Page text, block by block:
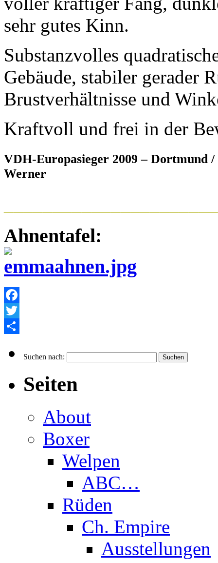
sehr gutes Kinn.
Substanzvolles
Gebäude, stabiler gerader
Brustverhältnisse und
Kraftvoll und frei in der
VDH-Europasieger 2009 – Dortmund
Werner
Ahnentafel:
Facebook
Twitter
Suchen nach:
Seiten
About
Boxer
Welpen
ABC…
Rüden
Ch. Empire
Ausstellungen